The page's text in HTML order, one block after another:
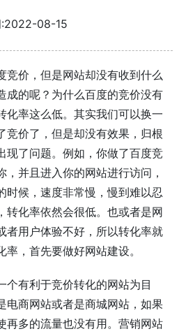
:2022-08-15
竞价，但是网站却没有收到什么
成的呢？为什么百度的竞价没有
化率这么低。其实我们可以换一
竞价了，但是却没有效果，归根
现了问题。例如，你做了百度竞
并且进入你的网站进行访问，
时候，速度非常慢，慢到难以忍
转化率依然会很低。也或者是网
者用户体验不好，所以转化率就
，首先要做好网站建设。
个有利于竞价转化的网站为目
电商网站或者是商城网站，如果
再多的流量也没有用。营销网站